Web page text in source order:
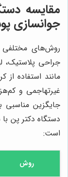
مقایسه
جوانسازی
روش‌های مختلفی
جراحی پلاستیک،
مانند استفاده
غیرتهاجمی و
جایگزین
دستگاه دکتر پن
است:
روش